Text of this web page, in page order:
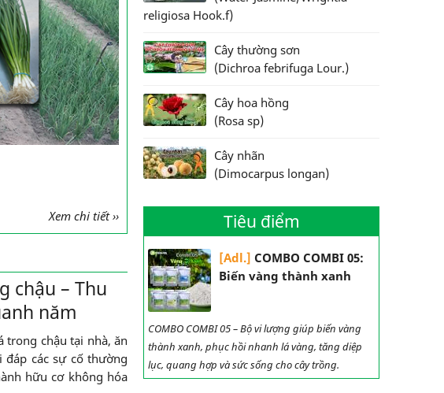
Xem chi tiết ››
chậu – Thu
năm
trong chậu tại nhà, ăn
đáp các sự cố thường
hữu cơ không hóa
religiosa Hook.f)
Cây thường sơn
(Dichroa febrifuga Lour.)
Cây hoa hồng
(Rosa sp)
Cây nhãn
(Dimocarpus longan)
Tiêu điểm
[Adl.] COMBO COMBI 05:
Biến vàng thành xanh
COMBO COMBI 05 – Bộ vi lượng giúp biến vàng
thành xanh, phục hồi nhanh lá vàng, tăng diệp
lục, quang hợp và sức sống cho cây trồng.